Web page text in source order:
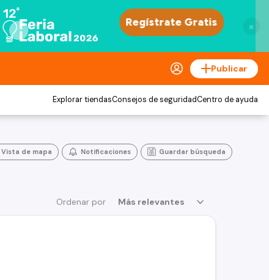
×
Publicar
Explorar tiendasConsejos de seguridadCentro de ayuda
Vista de mapa Notificaciones Guardar búsqueda
Ordenar por Más relevantes